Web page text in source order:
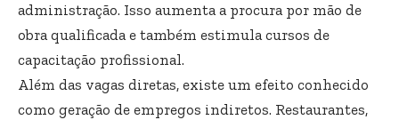
administração. Isso aumenta a procura por mão de
obra qualificada e também estimula cursos de
capacitação profissional.
Além das vagas diretas, existe um efeito conhecido
como geração de empregos indiretos. Restaurantes,